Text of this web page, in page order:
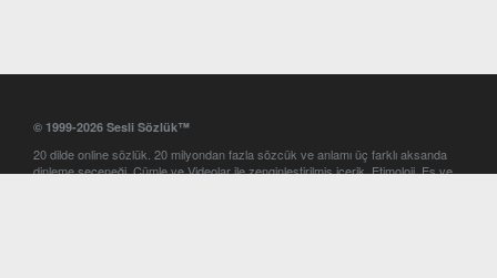
© 1999-2026 Sesli Sözlük™
20 dilde online sözlük. 20 milyondan fazla sözcük ve anlamı üç farklı aksanda
dinleme seçeneği. Cümle ve Videolar ile zenginleştirilmiş içerik. Etimoloji, Eş ve